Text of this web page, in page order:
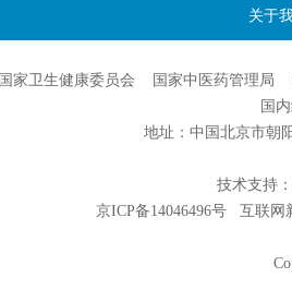
关于
国家卫生健康委员会 国家中医药管理局
国
地址：中国北京市朝
技术支持
京ICP备14046496号
互联网